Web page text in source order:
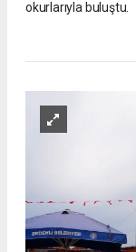
okurlarıyla buluştu.